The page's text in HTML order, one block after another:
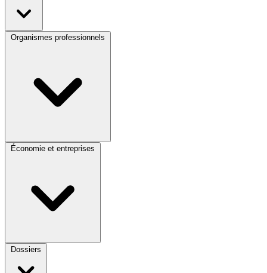
Organismes professionnels
Économie et entreprises
Dossiers